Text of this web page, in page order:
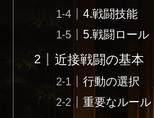
4.戦闘技能
5.戦闘ロール
近接戦闘の基本
行動の選択
重要なルール